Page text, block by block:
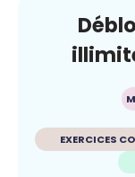
EXERCICES